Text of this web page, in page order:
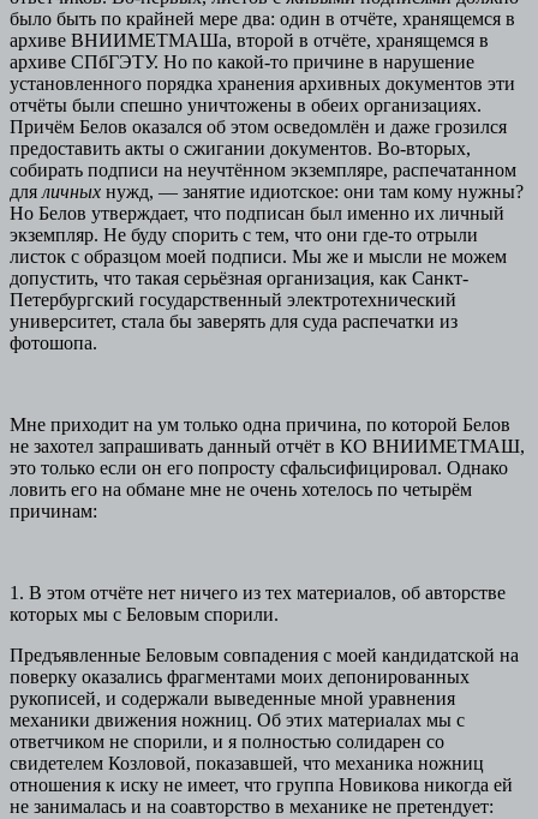
было быть по крайней мере два: один в отчёте, хранящемся в
архиве ВНИИМЕТМАШа, второй в отчёте, хранящемся в
архиве СПбГЭТУ. Но по какой-то причине в нарушение
установленного порядка хранения архивных документов эти
отчёты были спешно уничтожены в обеих организациях.
Причём Белов оказался об этом осведомлён и даже грозился
предоставить акты о сжигании документов. Во-вторых,
собирать подписи на неучтённом экземпляре, распечатанном
для личных нужд, — занятие идиотское: они там кому нужны?
Но Белов утверждает, что подписан был именно их личный
экземпляр. Не буду спорить с тем, что они где-то отрыли
листок с образцом моей подписи. Мы же и мысли не можем
допустить, что такая серьёзная организация, как Санкт-
Петербургский государственный электротехнический
университет, стала бы заверять для суда распечатки из
фотошопа.
Мне приходит на ум только одна причина, по которой Белов
не захотел запрашивать данный отчёт в КО ВНИИМЕТМАШ,
это только если он его попросту сфальсифицировал. Однако
ловить его на обмане мне не очень хотелось по четырём
причинам:
1. В этом отчёте нет ничего из тех материалов, об авторстве
которых мы с Беловым спорили.
Предъявленные Беловым совпадения с моей кандидатской на
поверку оказались фрагментами моих депонированных
рукописей, и содержали выведенные мной уравнения
механики движения ножниц. Об этих материалах мы с
ответчиком не спорили, и я полностью солидарен со
свидетелем Козловой, показавшей, что механика ножниц
отношения к иску не имеет, что группа Новикова никогда ей
не занималась и на соавторство в механике не претендует: